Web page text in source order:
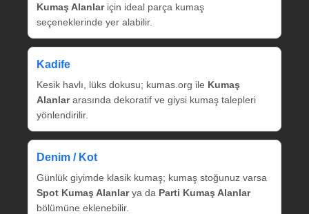
Kumaş Alanlariçin ideal parça kumaş
seçeneklerinde yer alabilir.
Kadife
Kesik havlı, lüks dokusu; kumas.org ile Kumaş
Alanlararasında dekoratif ve giysi kumaş talepleri
yönlendirilir.
Denim / Kot
Günlük giyimde klasik kumaş; kumaş stoğunuz varsa
Spot Kumaş Alanlarya da Parti Kumaş Alanlar
bölümüne eklenebilir.